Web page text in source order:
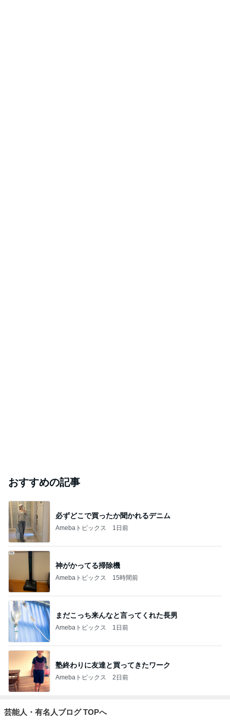
おすすめの記事
必ずどこで買ったか聞かれるデニム
Amebaトピックス 1日前
神がかってる掃除機
Amebaトピックス 15時間前
まだこっち来んなと言ってくれた長男
Amebaトピックス 1日前
塾終わりに友達と買ってきたワーク
Amebaトピックス 2日前
芸能人・有名人ブログ TOPへ